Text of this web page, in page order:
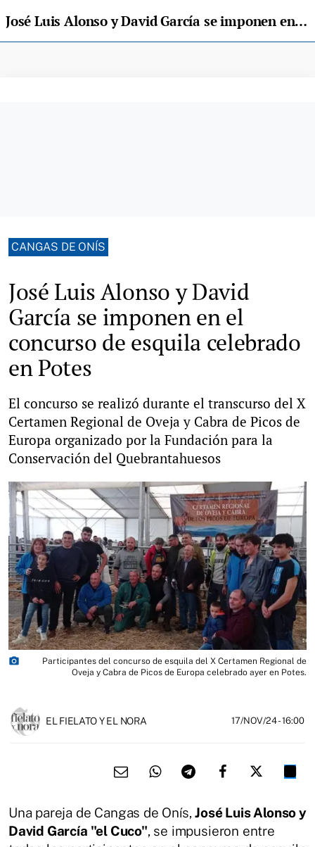
José Luis Alonso y David García se imponen en el concurso de esquila celebrado en Potes
CANGAS DE ONÍS
José Luis Alonso y David
García se imponen en el
concurso de esquila celebrado
en Potes
El concurso se realizó durante el transcurso del X
Certamen Regional de Oveja y Cabra de Picos de
Europa organizado por la Fundación para la
Conservación del Quebrantahuesos
photo_camera
Participantes del concurso de esquila del X Certamen Regional de
Oveja y Cabra de Picos de Europa celebrado ayer en Potes.
EL FIELATO Y EL NORA 17/NOV/24- 16:00
Una pareja de Cangas de Onís,José Luis Alonso y
David García "el Cuco", se impusieron entre